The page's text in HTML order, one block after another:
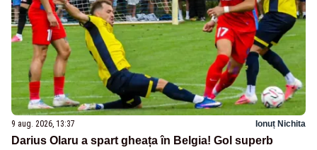
9 aug. 2026, 13:37 Ionuț Nichita
Darius Olaru a spart gheața în Belgia! Gol superb